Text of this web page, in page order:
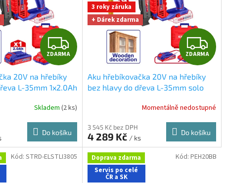
Z
D
A
R
M
A
ZDARMA
20V na hřebíky
L-35mm 1x2.0Ah
Skladem (2 ks)
Do košíku
3 roky záruka
+ Dárek zdarma
Z
D
R
M
A
ZDARMA
Aku hřebíkovačka 20V na hřebíky
bez hlavy do dřeva L-35mm solo
Momentálně nedostupné
3 545 Kč bez DPH
4 289 Kč / ks
Do košíku
Kód: STRD-ELSTLI3805
Doprava zdarma
Servis po celé
ČR a SK
Kód: PEH20BB